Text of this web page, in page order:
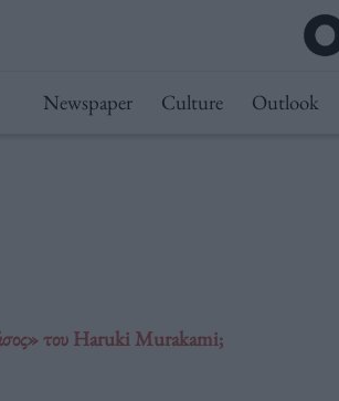
Newspaper Culture Outlook
του Haruki Murakami;